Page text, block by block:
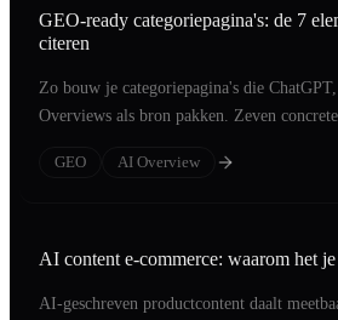
GEO-ready categoriepagina's: de 7
citeren
Zo bouw je categoriepagina's die
Overviews als bron pakken. Zeven
GEO
AI Overview
AI content e-commerce: waarom het
AI-geschreven productcontent daalt